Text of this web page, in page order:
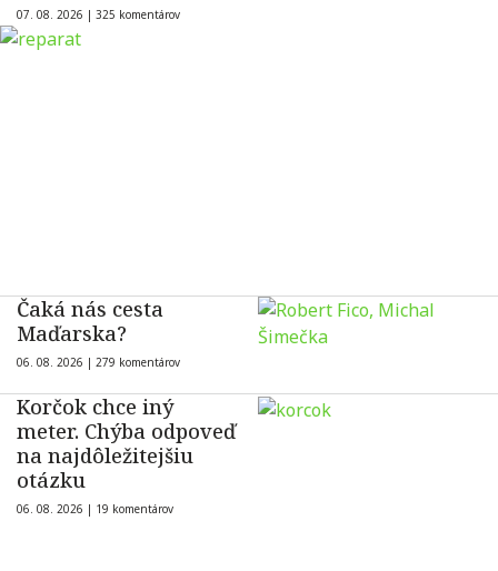
07. 08. 2026 | 325 komentárov
Čaká nás cesta
Maďarska?
06. 08. 2026 | 279 komentárov
Korčok chce iný
meter. Chýba odpoveď
na najdôležitejšiu
otázku
06. 08. 2026 | 19 komentárov